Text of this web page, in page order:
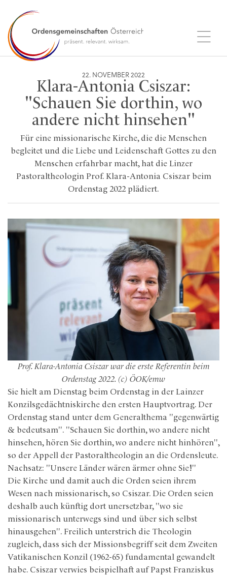
22. NOVEMBER 2022
Klara-Antonia Csiszar:
"Schauen Sie dorthin, wo
andere nicht hinsehen"
Für eine missionarische Kirche, die die Menschen
begleitet und die Liebe und Leidenschaft Gottes zu den
Menschen erfahrbar macht, hat die Linzer
Pastoraltheologin Prof. Klara-Antonia Csiszar beim
Ordenstag 2022 plädiert.
Prof. Klara-Antonia Csiszar war die erste Referentin beim
Ordenstag 2022. (c) ÖOK/emw
Sie hielt am Dienstag beim Ordenstag in der Lainzer
Konzilsgedächtniskirche den ersten Hauptvortrag. Der
Ordenstag stand unter dem Generalthema "gegenwärtig
& bedeutsam". "Schauen Sie dorthin, wo andere nicht
hinsehen, hören Sie dorthin, wo andere nicht hinhören",
so der Appell der Pastoraltheologin an die Ordensleute.
Nachsatz: "Unsere Länder wären ärmer ohne Sie!"
Die Kirche und damit auch die Orden seien ihrem
Wesen nach missionarisch, so Csiszar. Die Orden seien
deshalb auch künftig dort unersetzbar, "wo sie
missionarisch unterwegs sind und über sich selbst
hinausgehen". Freilich unterstrich die Theologin
zugleich, dass sich der Missionsbegriff seit dem Zweiten
Vatikanischen Konzil (1962-65) fundamental gewandelt
habe. Csiszar verwies beispielhaft auf Papst Franziskus